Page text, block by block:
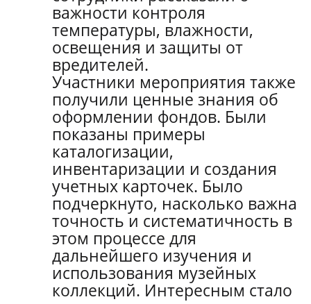
важности контроля
температуры, влажности,
освещения и защиты от
вредителей.
Участники мероприятия также
получили ценные знания об
оформлении фондов. Были
показаны примеры
каталогизации,
инвентаризации и создания
учетных карточек. Было
подчеркнуто, насколько важна
точность и систематичность в
этом процессе для
дальнейшего изучения и
использования музейных
коллекций. Интересным стало